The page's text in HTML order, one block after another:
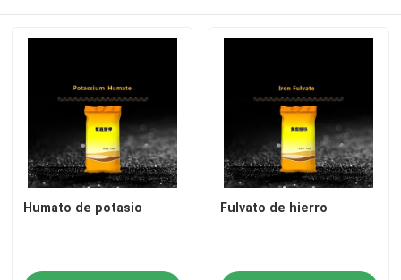
Humato de potasio Fulvato de hierro